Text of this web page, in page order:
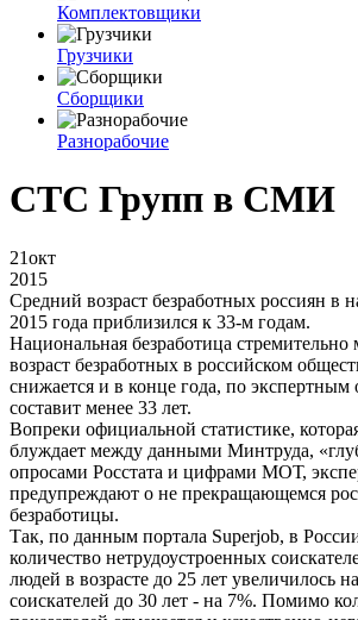
Комплектовщики
Грузчики
Сборщики
Разнорабочие
СТС Групп в СМИ
21окт
2015
Средний возраст безработных россиян в
2015 года приблизился к 33-м годам.
Национальная безработица стремительно
возраст безработных в российском
снижается и в конце года, по экспертным
составит менее 33 лет.
Вопреки официальной статистике,
блуждает между данными Минтруда,
опросами Росстата и цифрами МОТ,
предупреждают о не прекращающемся
безработицы.
Так, по данным портала Superjob, в
количество нетрудоустроенных
людей в возрасте до 25 лет увеличилось
соискателей до 30 лет - на 7%. Помимо